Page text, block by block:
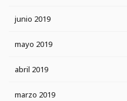
junio 2019
mayo 2019
abril 2019
marzo 2019